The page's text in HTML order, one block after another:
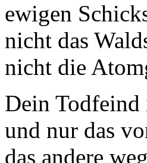
ewigen
nicht das
nicht die
Dein Todfeind
und nur das
das andere